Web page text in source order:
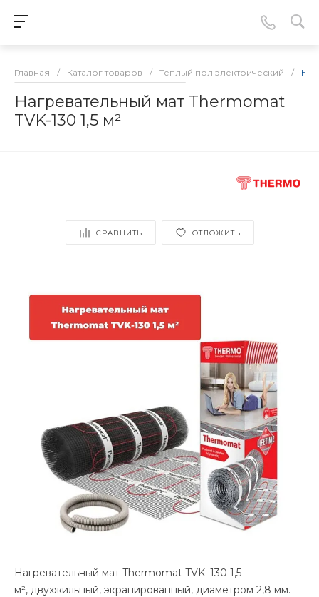
Главная / Каталог товаров / Теплый пол электрический /
Нагревательный мат Thermomat
TVK-130 1,5 м²
СРАВНИТЬ ОТЛОЖИТЬ
Нагревательный мат Thermomat TVK–130 1,5
м², двухжильный, экранированный, диаметром 2,8 мм.